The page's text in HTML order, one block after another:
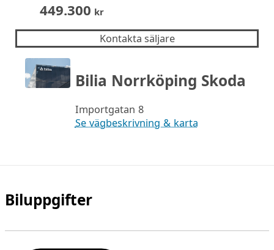
449.300 kr
Kontakta säljare
Bilia Norrköping Skoda
Importgatan 8
Se vägbeskrivning & karta
Biluppgifter